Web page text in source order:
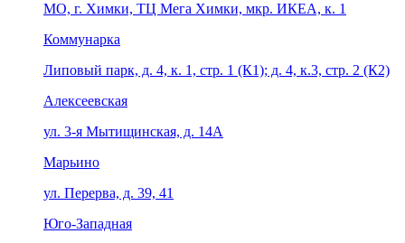
МО, г. Химки, ТЦ Мега Химки, мкр. ИКЕА, к. 1
Коммунарка
Липовый парк, д. 4, к. 1, стр. 1 (К1); д. 4, к.3, стр. 2 (К2)
Алексеевская
ул. 3-я Мытищинская, д. 14А
Марьино
ул. Перерва, д. 39, 41
Юго-Западная